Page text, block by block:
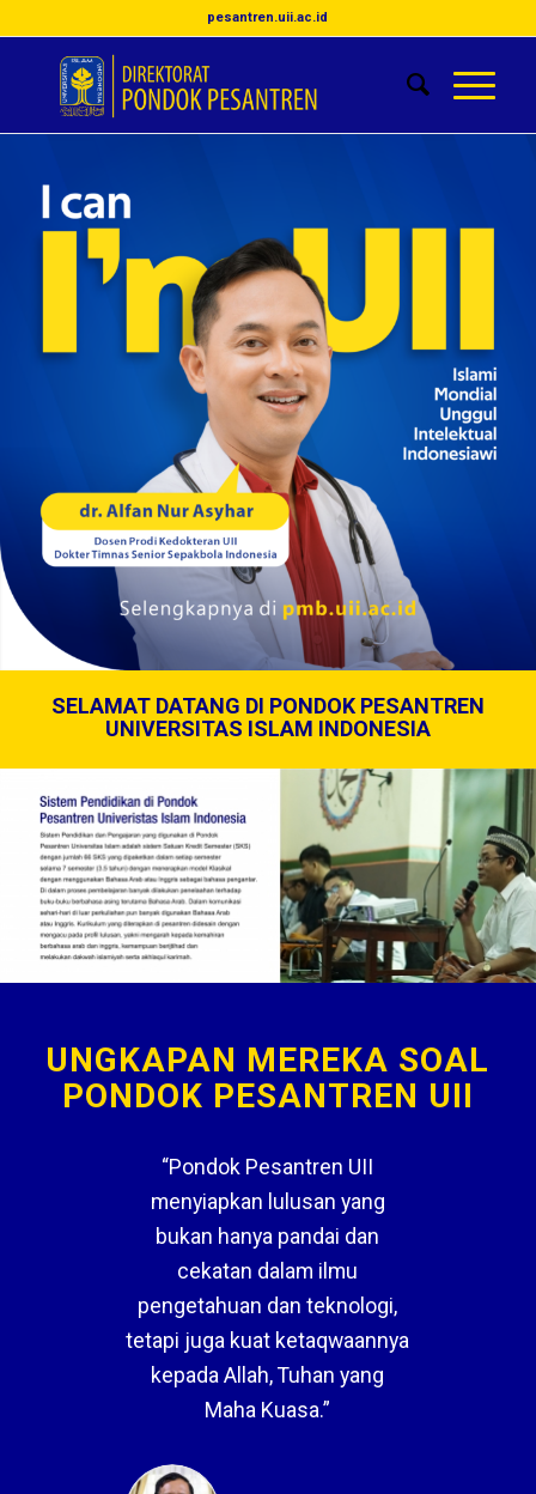
pesantren.uii.ac.id
SELAMAT DATANG DI PONDOK PESANTREN
UNIVERSITAS ISLAM INDONESIA
UNGKAPAN MEREKA SOAL
PONDOK PESANTREN UII
“Pondok Pesantren UII
menyiapkan lulusan yang
bukan hanya pandai dan
cekatan dalam ilmu
pengetahuan dan teknologi,
tetapi juga kuat ketaqwaannya
kepada Allah, Tuhan yang
Maha Kuasa.”